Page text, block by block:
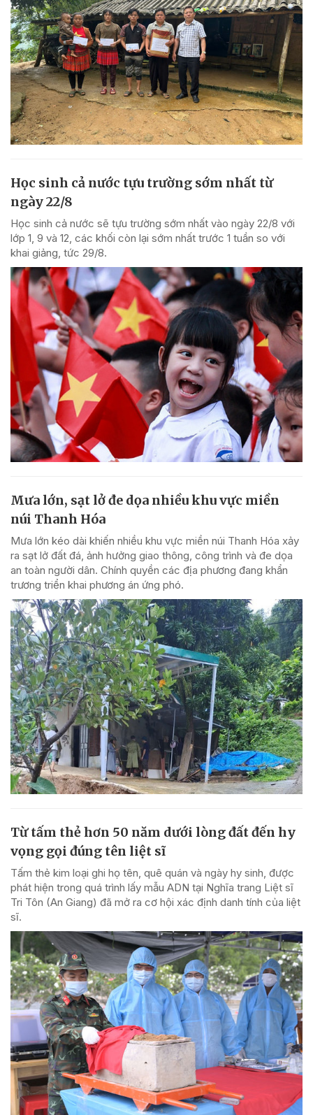
Học sinh cả nước tựu trường sớm nhất từ
ngày 22/8
Học sinh cả nước sẽ tựu trường sớm nhất vào ngày 22/8 với
lớp 1, 9 và 12, các khối còn lại sớm nhất trước 1 tuần so với
khai giảng, tức 29/8.
Mưa lớn, sạt lở đe dọa nhiều khu vực miền
núi Thanh Hóa
Mưa lớn kéo dài khiến nhiều khu vực miền núi Thanh Hóa xảy
ra sạt lở đất đá, ảnh hưởng giao thông, công trình và đe dọa
an toàn người dân. Chính quyền các địa phương đang khẩn
trương triển khai phương án ứng phó.
Từ tấm thẻ hơn 50 năm dưới lòng đất đến hy
vọng gọi đúng tên liệt sĩ
Tấm thẻ kim loại ghi họ tên, quê quán và ngày hy sinh, được
phát hiện trong quá trình lấy mẫu ADN tại Nghĩa trang Liệt sĩ
Tri Tôn (An Giang) đã mở ra cơ hội xác định danh tính của liệt
sĩ.